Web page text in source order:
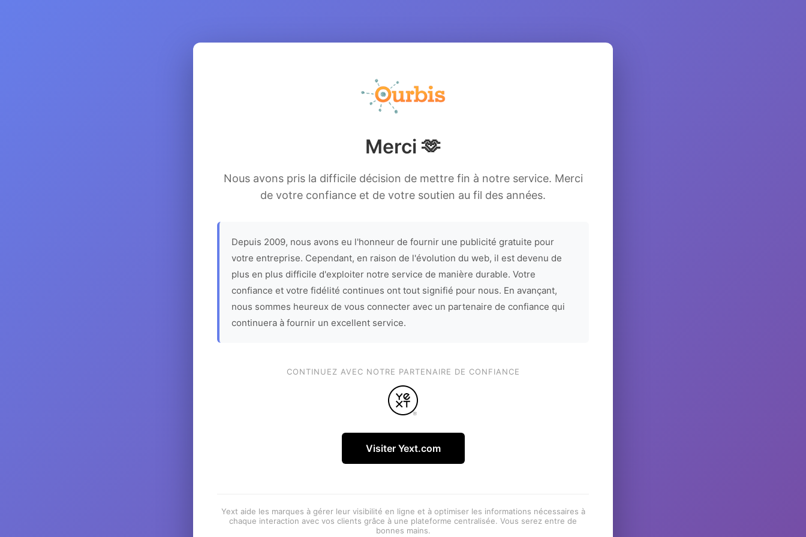
Merci 🫶
Nous avons pris la difficile décision de mettre fin à notre service. Merci
de votre confiance et de votre soutien au fil des années.
Depuis 2009, nous avons eu l'honneur de fournir une publicité gratuite pour
votre entreprise. Cependant, en raison de l'évolution du web, il est devenu de
plus en plus difficile d'exploiter notre service de manière durable. Votre
confiance et votre fidélité continues ont tout signifié pour nous. En avançant,
nous sommes heureux de vous connecter avec un partenaire de confiance qui
continuera à fournir un excellent service.
CONTINUEZ AVEC NOTRE PARTENAIRE DE CONFIANCE
Visiter Yext.com
Yext aide les marques à gérer leur visibilité en ligne et à optimiser les informations nécessaires à
chaque interaction avec vos clients grâce à une plateforme centralisée. Vous serez entre de
bonnes mains.